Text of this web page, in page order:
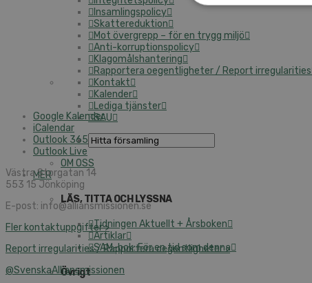
Insamlingspolicy
Skattereduktion
Mot övergrepp – för en trygg miljö
Anti-korruptionspolicy
Klagomålshantering
Rapportera oegentligheter / Report irregularities
Kontakt
Kalender
Lediga tjänster
SAU
OM OSS
MER
LÄS, TITTA OCH LYSSNA
Tidningen Aktuellt + Årsboken
Artiklar
SAM-bok: För en tid som denna
Övrigt
Google Kalender
iCalendar
Outlook 365
Outlook Live
Västra Storgatan 14
553 15 Jönköping
E-post: info@alliansmissionen.se
Fler kontaktuppgifter >
Report irregularities / Rapportera oegentligheter >
@SvenskaAlliansmissionen